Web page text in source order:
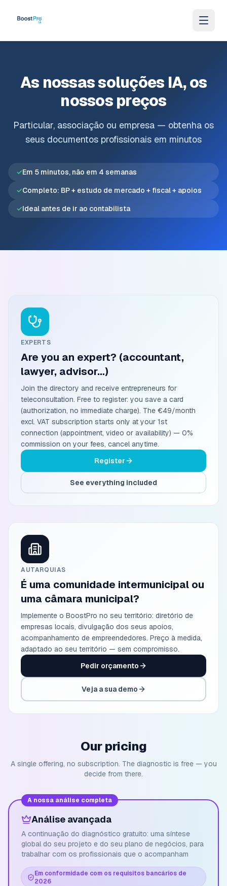
As nossas soluções IA, os
nossos preços
Particular, associação ou empresa — obtenha os
seus documentos profissionais em minutos
✓Em 5 minutos, não em 4 semanas
✓Completo: BP + estudo de mercado + fiscal + apoios
✓Ideal antes de ir ao contabilista
EXPERTS
Are you an expert? (accountant,
lawyer, advisor…)
Join the directory and receive entrepreneurs for
teleconsultation. Free to register: you save a card
(authorization, no immediate charge). The €49/month
excl. VAT subscription starts only at your 1st
connection (appointment, video or availability) — 0%
commission on your fees, cancel anytime.
Register
See everything included
AUTARQUIAS
É uma comunidade intermunicipal ou
uma câmara municipal?
Implemente o BoostPro no seu território: diretório de
empresas locais, divulgação dos seus apoios,
acompanhamento de empreendedores. Preço à medida,
adaptado ao seu território — sem compromisso.
Pedir orçamento
Veja a sua demo
Our pricing
A single offering, no subscription. The diagnostic is free — you
decide from there.
A nossa análise completa
Análise avançada
A continuação do diagnóstico gratuito: uma síntese
global do seu projeto e do seu plano de negócios, para
trabalhar com os profissionais que o acompanham
Em conformidade com os requisitos bancários de
2026